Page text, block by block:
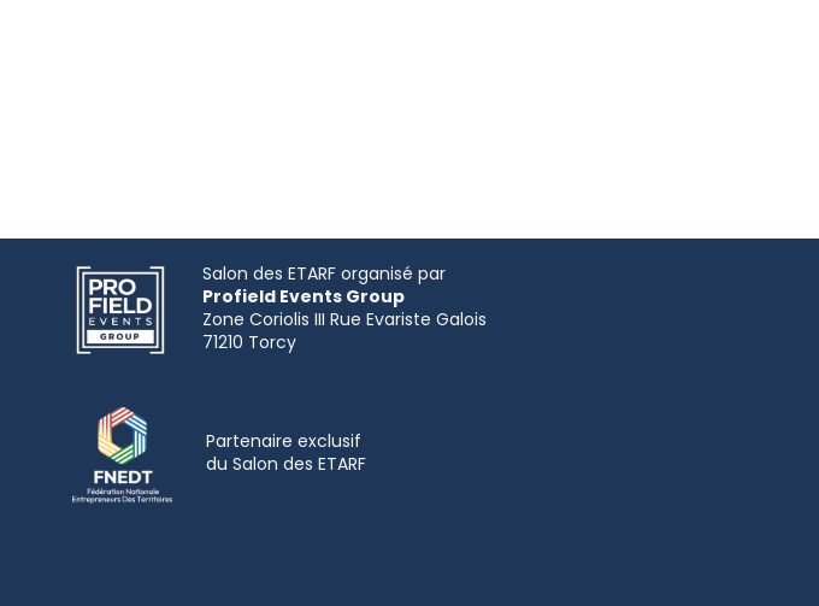
Salon des ETARF organisé par
Profield Events Group
Zone Coriolis III Rue Evariste Galois
Partenaire exclusif
duSalondes ETARF